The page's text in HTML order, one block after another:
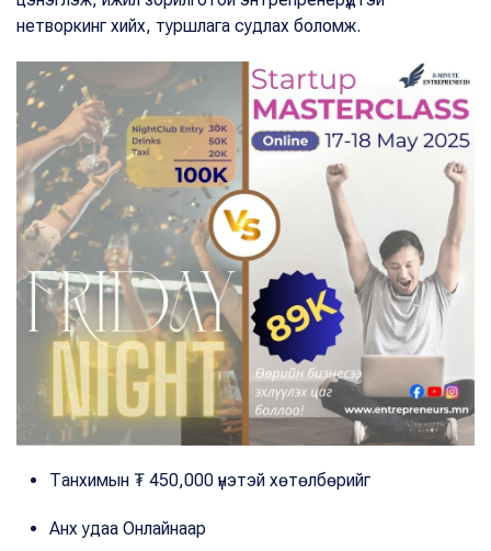
нетворкинг хийх, туршлага судлах боломж.
Танхимын ₮ 450,000 үнэтэй хөтөлбөрийг
Анх удаа Онлайнаар